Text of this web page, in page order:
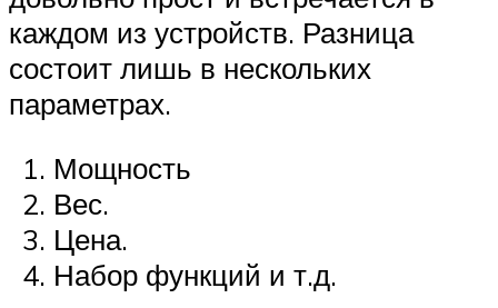
каждом из устройств. Разница
состоит лишь в нескольких
параметрах.
Мощность
Вес.
Цена.
Набор функций и т.д.